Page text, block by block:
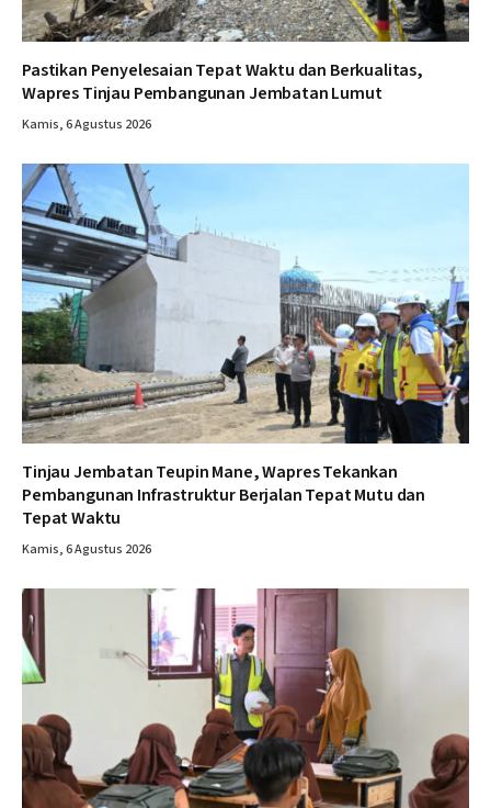
Pastikan Penyelesaian Tepat Waktu dan Berkualitas,
Wapres Tinjau Pembangunan Jembatan Lumut
Kamis, 6 Agustus 2026
Tinjau Jembatan Teupin Mane, Wapres Tekankan
Pembangunan Infrastruktur Berjalan Tepat Mutu dan
Tepat Waktu
Kamis, 6 Agustus 2026